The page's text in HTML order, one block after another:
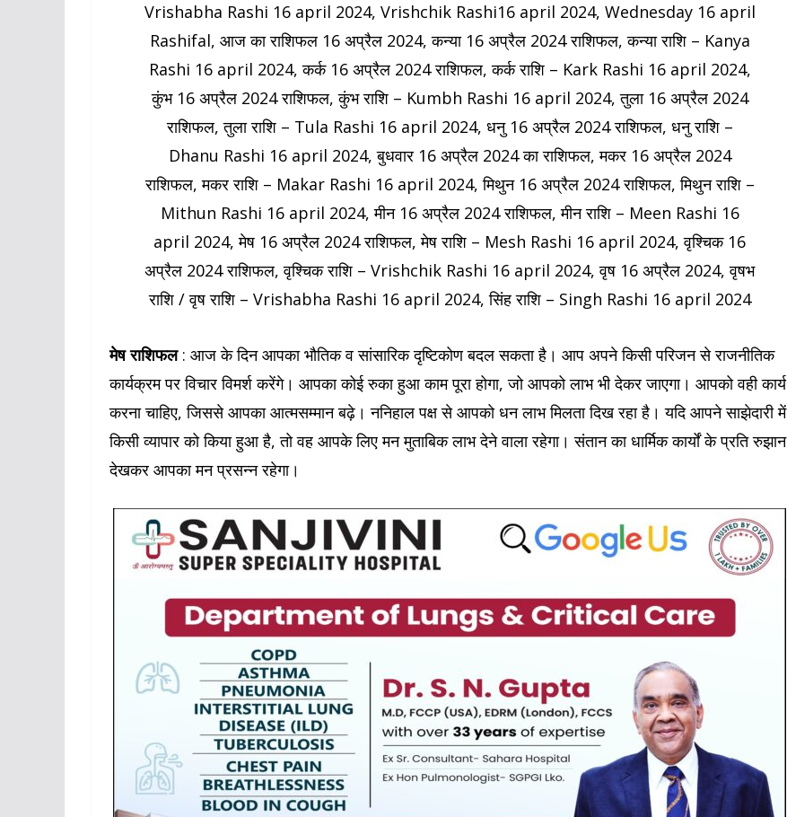
मेष राशिफल: आज के दिन आपका भौतिक व सांसारिक दृष्टिकोण बदल सकता है। आप अपने किसी परिजन से राजनीतिक
कार्यक्रम पर विचार विमर्श करेंगे। आपका कोई रुका हुआ काम पूरा होगा, जो आपको लाभ भी देकर जाएगा। आपको वही कार्य
करना चाहिए, जिससे आपका आत्मसम्मान बढ़े। ननिहाल पक्ष से आपको धन लाभ मिलता दिख रहा है। यदि आपने साझेदारी में
किसी व्यापार को किया हुआ है, तो वह आपके लिए मन मुताबिक लाभ देने वाला रहेगा। संतान का धार्मिक कार्यों के प्रति रुझान
देखकर आपका मन प्रसन्न रहेगा।